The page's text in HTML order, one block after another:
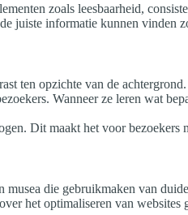
zoals leesbaarheid,
juiste informatie kunnen vinden
ten opzichte van de
Wanneer ze leren wat
Dit maakt het voor
die gebruikmaken van
het optimaliseren van